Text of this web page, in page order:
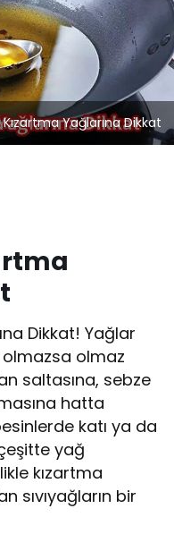
Kızartma Yağlarına Dikkat
Dikkat! Yağlar
olmaz
saltasına, sebze
hatta
katı ya da
yağ
kızartma
sıvıyağların bir